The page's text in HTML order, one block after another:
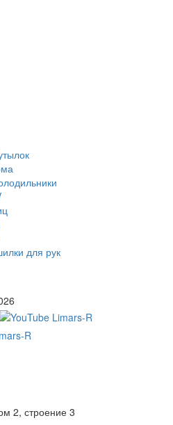
для рук
2, строение 3